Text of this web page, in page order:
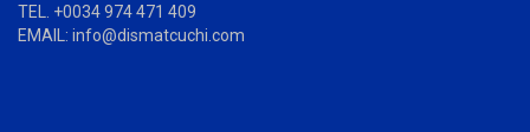
TEL. +0034 974 471 409
EMAIL: info@dismatcuchi.com